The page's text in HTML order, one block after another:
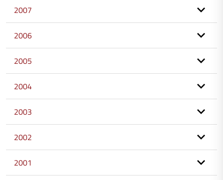
2007
2006
2005
2004
2003
2002
2001